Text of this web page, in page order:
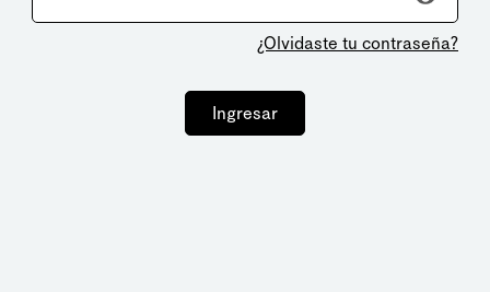
¿Olvidaste tu contraseña?
Ingresar